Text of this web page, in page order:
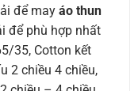
để may áo thun
để phù hợp nhất
35, Cotton kết
2 chiều 4 chiều,